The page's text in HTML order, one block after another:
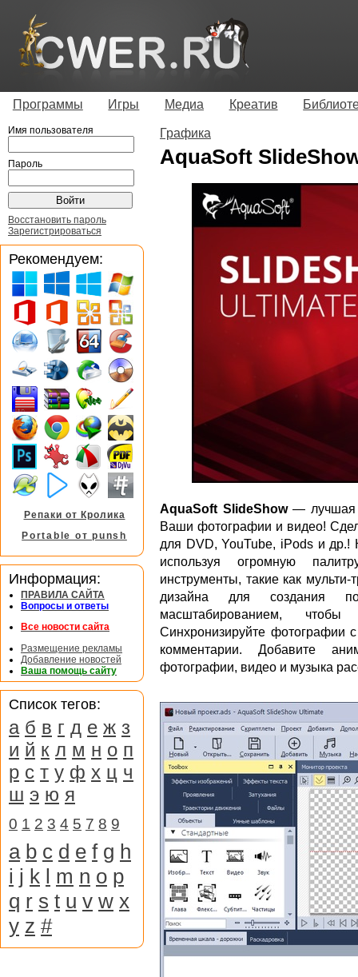
Программы Игры Медиа Креатив
Графика
AquaSoft
AquaSoft SlideShow— лучшая
Ваши фотографии и видео!
для DVD, YouTube, iPods и др.!
используя огромную
инструменты, такие как
дизайна для создания
масштабированием, чтобы
Синхронизируйте фотографии
комментарии. Добавите
фотографии, видео и музыка
Имя пользователя
Пароль
Восстановить пароль
Зарегистрироваться
Рекомендуем:
Репаки от Кролика
Portable от punsh
Информация:
ПРАВИЛА САЙТА
Вопросы и ответы
Все новости сайта
Размещение рекламы
Добавление новостей
Ваша помощь сайту
Список тегов:
а б в г д е ж з
и й к л м н о п
р с т у ф х ц ч
ш э ю я
0 1 2 3 4 5 7 8 9
a b c d e f g h
i j k l m n o p
q r s t u v w x
y z #